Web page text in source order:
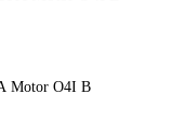
Motor O4I B